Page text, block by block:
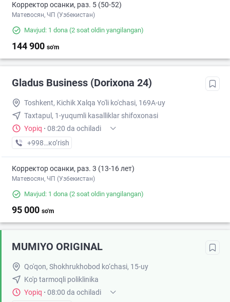
Корректор осанки, раз. 5 (50-52)
Матевосян, ЧП (Узбекистан)
Mavjud: 1 dona (2 soat oldin yangilangan)
144 900 so'm
Gladus Business (Dorixona 24)
Toshkent, Kichik Xalqa Yo'li ko'chasi, 169A-uy
Taxtapul, 1-yuqumli kasalliklar shifoxonasi
Yopiq · 08:20 da ochiladi
+998 (94) XXX-XX-XX
кo’rish
Корректор осанки, раз. 3 (13-16 лет)
Матевосян, ЧП (Узбекистан)
Mavjud: 1 dona (2 soat oldin yangilangan)
95 000 so'm
MUMIYO ORIGINAL
Qo'qon, Shokhrukhobod ko‘chasi, 15-uy
Ko'p tarmoqli poliklinika
Yopiq · 08:00 da ochiladi